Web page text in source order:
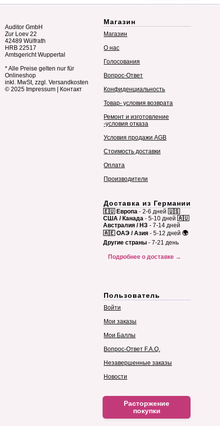
Auditor GmbH
Zur Loev 22
42489 Wülfrath
HRB 22517
Amtsgericht Wuppertal
* Alle Preise gelten nur für
Onlineshop
inkl. MwSt, zzgl. Versandkosten
© 2025 Impressum Контакт
Магазин
Магазин
О нас
Голосования
Вопрос-Ответ
Конфиденциальность
Товар- условия возврата
Ремонт и изготовление
-условия отказа
Условия продажи AGB
Стоимость доставки
Оплата
Производители
Доставка из Германии
🇪🇺 Европа - 2-6 дней 🇺🇸
США / Канада - 5-10 дней 🇦🇺
Австралия / НЗ - 7-14 дней
🇦🇪 ОАЭ / Азия - 5-12 дней 🌍
Другие страны - 7-21 день
Подробнее о доставке →
Пользователь
Войти
Мои заказы
Мои Баллы
Вопрос-Ответ F.A.Q.
Незавершенные заказы
Новости
Расторжение
покупки